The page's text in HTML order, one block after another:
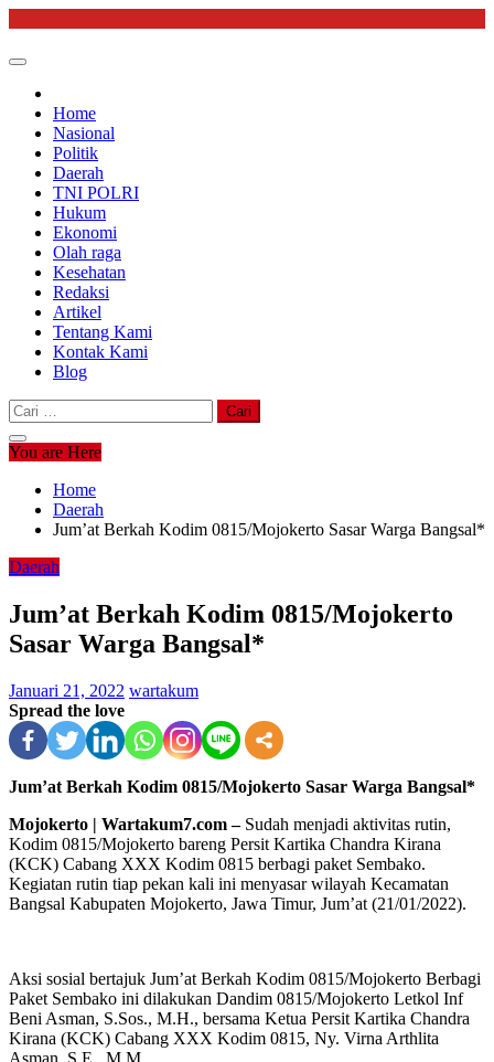
content
Home
Nasional
Politik
Daerah
TNI POLRI
Hukum
Ekonomi
Olah raga
Kesehatan
Redaksi
Artikel
Tentang Kami
Kontak Kami
Blog
Cari
untuk:
You are Here
Home
Daerah
Jum’at Berkah Kodim 0815/Mojokerto Sasar Warga Bangsal*
Daerah
Jum’at Berkah Kodim 0815/Mojokerto
Sasar Warga Bangsal*
Januari 21, 2022 wartakum
Spread the love
Jum’at Berkah Kodim 0815/Mojokerto Sasar Warga Bangsal*
Mojokerto | Wartakum7.com –Sudah menjadi aktivitas rutin,
Kodim 0815/Mojokerto bareng Persit Kartika Chandra Kirana
(KCK) Cabang XXX Kodim 0815 berbagi paket Sembako.
Kegiatan rutin tiap pekan kali ini menyasar wilayah Kecamatan
Bangsal Kabupaten Mojokerto, Jawa Timur, Jum’at (21/01/2022).
Aksi sosial bertajuk Jum’at Berkah Kodim 0815/Mojokerto Berbagi
Paket Sembako ini dilakukan Dandim 0815/Mojokerto Letkol Inf
Beni Asman, S.Sos., M.H., bersama Ketua Persit Kartika Chandra
Kirana (KCK) Cabang XXX Kodim 0815, Ny. Virna Arthlita
Asman, S.E., M.M.